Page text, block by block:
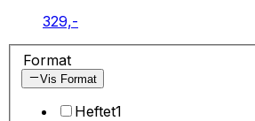
329,-
Format
Vis Format
Heftet1